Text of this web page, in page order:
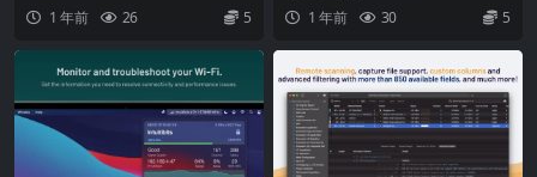
1 年前 26 5 1 年前 30 5